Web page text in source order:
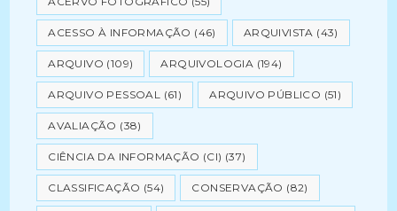
ACESSO À INFORMAÇÃO (46) ARQUIVISTA (43)
ARQUIVO (109) ARQUIVOLOGIA (194)
ARQUIVO PESSOAL (61) ARQUIVO PÚBLICO (51)
AVALIAÇÃO (38)
CIÊNCIA DA INFORMAÇÃO (CI) (37)
CLASSIFICAÇÃO (54) CONSERVAÇÃO (82)